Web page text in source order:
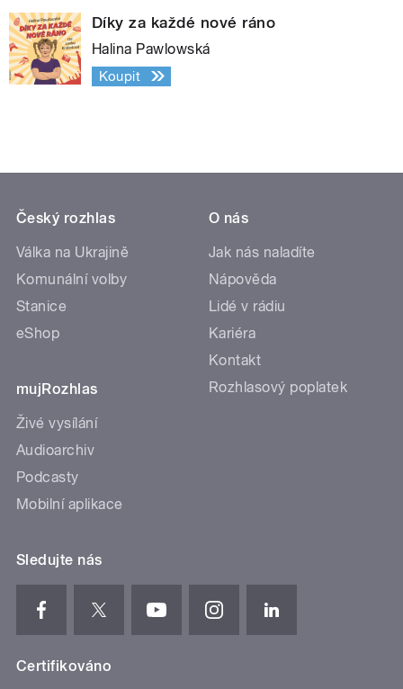
Díky za každé nové ráno
Halina Pawlowská
Koupit
Český rozhlas
Válka na Ukrajině
Komunální volby
Stanice
eShop
mujRozhlas
Živé vysílání
Audioarchiv
Podcasty
Mobilní aplikace
O nás
Jak nás naladíte
Nápověda
Lidé v rádiu
Kariéra
Kontakt
Rozhlasový poplatek
Sledujte nás
Certifikováno